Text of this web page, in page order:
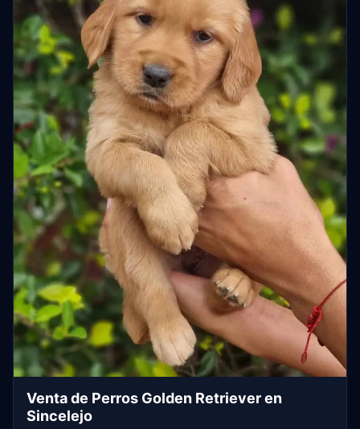
Venta de Perros Golden Retriever en
Sincelejo